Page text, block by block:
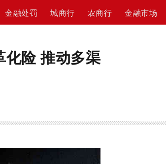
金融处罚 城商行 农商行 金融市场
化险 推动多渠